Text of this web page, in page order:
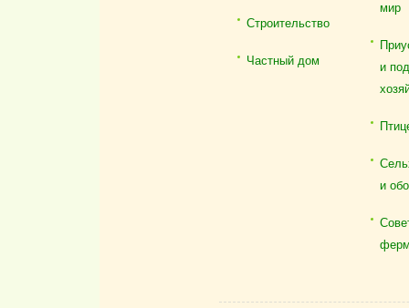
Строительство
Частный дом
мир
и
и